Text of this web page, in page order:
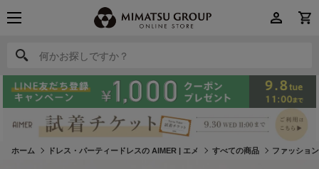
何かお探しですか？
何かお探しですか？
ホーム ドレス・パーティードレスの AIMER | エメ すべての商品 ファッショ